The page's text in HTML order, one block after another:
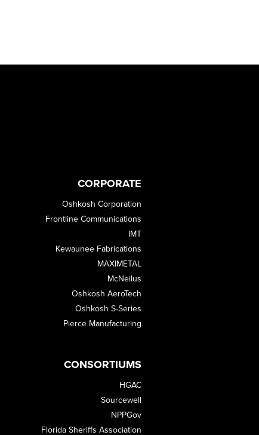
CORPORATE
Oshkosh Corporation
Frontline Communications
IMT
Kewaunee Fabrications
MAXIMETAL
McNeilus
Oshkosh AeroTech
Oshkosh S-Series
Pierce Manufacturing
CONSORTIUMS
HGAC
Sourcewell
NPPGov
Florida Sheriffs Association